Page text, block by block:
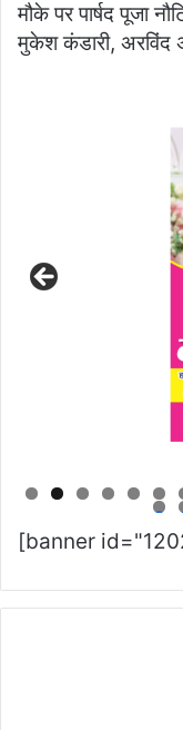
मौके पर पार्षद पूजा
मुकेश कंडारी, अरविंद
9
[banner